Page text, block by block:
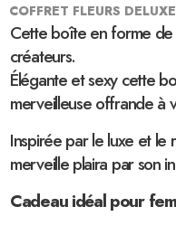
COFFRET FLEURS DELUXE
Cette boîte en forme
créateurs.
Élégante et sexy cette
merveilleuse offrande à
Inspirée par le luxe et le
merveille plaira par son
Cadeau idéal pour